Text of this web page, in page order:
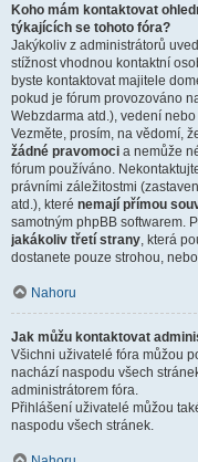
Koho mám kontaktovat
týkajících se tohoto fóra?
Jakýkoliv z administrátorů
stížnost vhodnou kontaktní
byste kontaktovat majitele
pokud je fórum provozováno
Webzdarma atd.), vedení
Vezměte, prosím, na vědomí,
žádné pravomoci a nemůže
fórum používáno.
právními záležitostmi
atd.), které nemají přímou
samotným phpBB softwarem.
jakákoliv třetí strany, která
dostanete pouze strohou,
Nahoru
Jak můžu kontaktovat
Všichni uživatelé fóra můžou
nachází naspodu všech
administrátorem fóra.
Přihlášení uživatelé můžou
naspodu všech stránek.